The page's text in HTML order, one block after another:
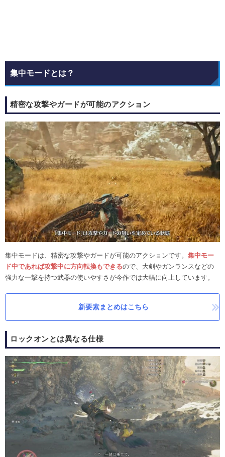
集中モードとは？
精密な攻撃やガードが可能のアクション
集中モードは、精密な攻撃やガードが可能のアクションです。 集中モー
ド中であれば攻撃中に方向転換もできるので、大剣やガンランスなどの
強力な一撃を持つ武器の使いやすさが今作では大幅に向上しています。
新要素まとめはこちら
ロックオンとは異なる仕様